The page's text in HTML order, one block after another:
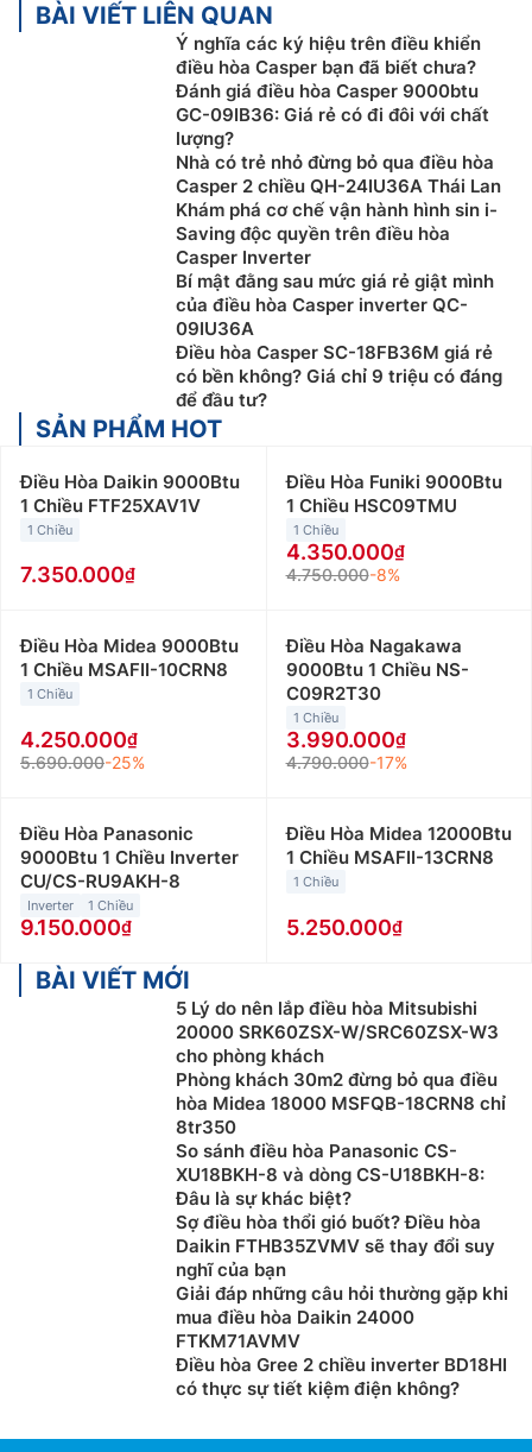
BÀI VIẾT LIÊN QUAN
Ý nghĩa các ký hiệu trên điều khiển
điều hòa Casper bạn đã biết chưa?
Đánh giá điều hòa Casper 9000btu
GC-09IB36: Giá rẻ có đi đôi với chất
lượng?
Nhà có trẻ nhỏ đừng bỏ qua điều hòa
Casper 2 chiều QH-24IU36A Thái Lan
Khám phá cơ chế vận hành hình sin i-
Saving độc quyền trên điều hòa
Casper Inverter
Bí mật đằng sau mức giá rẻ giật mình
của điều hòa Casper inverter QC-
09IU36A
Điều hòa Casper SC-18FB36M giá rẻ
có bền không? Giá chỉ 9 triệu có đáng
để đầu tư?
SẢN PHẨM HOT
Điều Hòa Daikin 9000Btu
1 Chiều FTF25XAV1V
1 Chiều
7.350.000
Điều Hòa Funiki 9000Btu
1 Chiều HSC09TMU
1 Chiều
4.350.000
4.750.000-8%
Điều Hòa Midea 9000Btu
1 Chiều MSAFII-10CRN8
1 Chiều
4.250.000
5.690.000-25%
Điều Hòa Nagakawa
9000Btu 1 Chiều NS-
C09R2T30
1 Chiều
3.990.000
4.790.000-17%
Điều Hòa Panasonic
9000Btu 1 Chiều Inverter
CU/CS-RU9AKH-8
Inverter 1 Chiều
9.150.000
Điều Hòa Midea 12000Btu
1 Chiều MSAFII-13CRN8
1 Chiều
5.250.000
BÀI VIẾT MỚI
5 Lý do nên lắp điều hòa Mitsubishi
20000 SRK60ZSX-W/SRC60ZSX-W3
cho phòng khách
Phòng khách 30m2 đừng bỏ qua điều
hòa Midea 18000 MSFQB-18CRN8 chỉ
8tr350
So sánh điều hòa Panasonic CS-
XU18BKH-8 và dòng CS-U18BKH-8:
Đâu là sự khác biệt?
Sợ điều hòa thổi gió buốt? Điều hòa
Daikin FTHB35ZVMV sẽ thay đổi suy
nghĩ của bạn
Giải đáp những câu hỏi thường gặp khi
mua điều hòa Daikin 24000
FTKM71AVMV
Điều hòa Gree 2 chiều inverter BD18HI
có thực sự tiết kiệm điện không?